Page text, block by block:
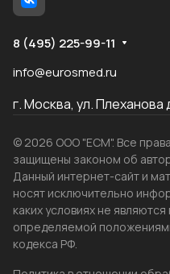
8 (495) 225-99-11
info@eurosmed.ru
г. Москва, ул. Плеханова
© 2026 ООО "ЕСМ". Все
защищены законом об
Данный интернет-сайт и
носят исключительно
каких условиях не
определяемой
кодекса РФ.